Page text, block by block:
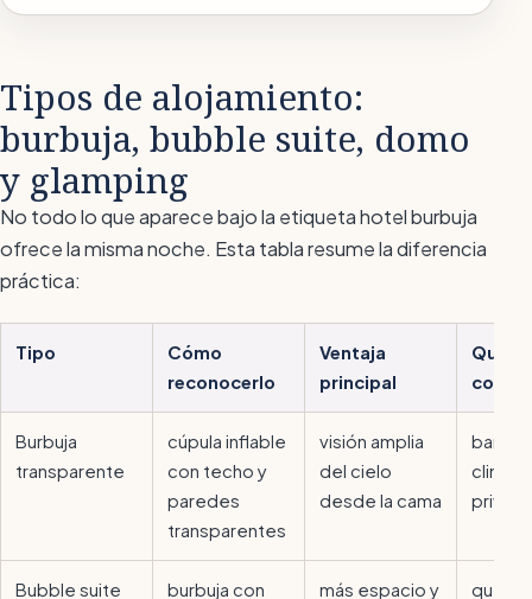
Tipos de alojamiento:
burbuja, bubble suite, domo
y glamping
No todo lo que aparece bajo la etiquetahotel burbuja
ofrece la misma noche. Esta tabla resume la diferencia
práctica:
Tipo
Cómo
reconocerlo
Ventaja
principal
Qué
Burbuja
transparente
cúpula inflable
con techo y
paredes
transparentes
visión amplia
del cielo
desde la cama
baño
Bubble suite
burbuja con
más espacio y
qué